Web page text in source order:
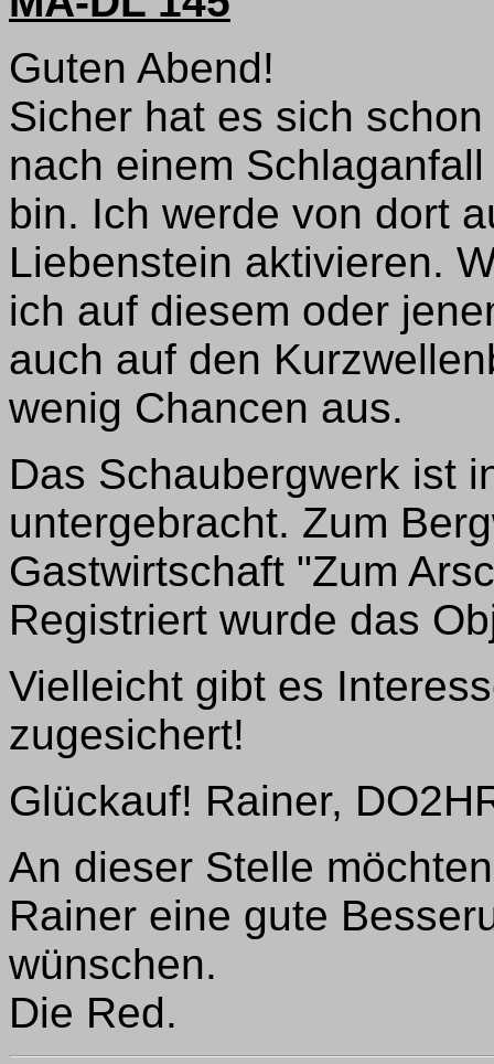
Guten Abend!
Sicher hat es sich
nach einem
bin. Ich werde von dort
Liebenstein aktivieren.
ich auf diesem oder
auch auf den
wenig Chancen aus.
Das Schaubergwerk ist
untergebracht. Zum
Gastwirtschaft "Zum
Registriert wurde das
Vielleicht gibt es
zugesichert!
Glückauf! Rainer,
An dieser Stelle
Rainer eine gute
wünschen.
Die Red.